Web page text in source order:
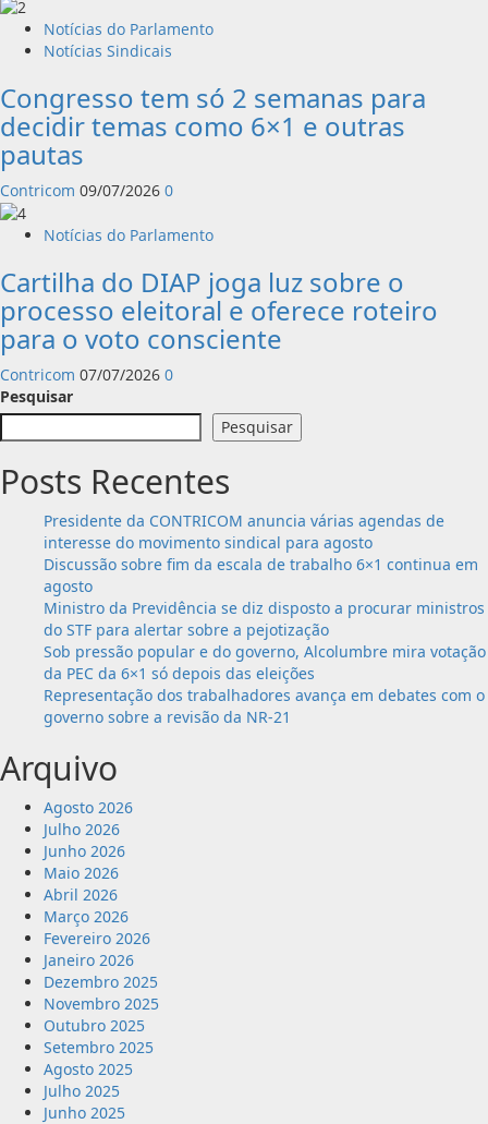
Notícias do Parlamento
Notícias Sindicais
Congresso tem só 2 semanas para
decidir temas como 6×1 e outras
pautas
Contricom 09/07/2026 0
Notícias do Parlamento
Cartilha do DIAP joga luz sobre o
processo eleitoral e oferece roteiro
para o voto consciente
Contricom 07/07/2026 0
Pesquisar
Pesquisar
Posts Recentes
Presidente da CONTRICOM anuncia várias agendas de
interesse do movimento sindical para agosto
Discussão sobre fim da escala de trabalho 6×1 continua em
agosto
Ministro da Previdência se diz disposto a procurar ministros
do STF para alertar sobre a pejotização
Sob pressão popular e do governo, Alcolumbre mira votação
da PEC da 6×1 só depois das eleições
Representação dos trabalhadores avança em debates com o
governo sobre a revisão da NR-21
Arquivo
Agosto 2026
Julho 2026
Junho 2026
Maio 2026
Abril 2026
Março 2026
Fevereiro 2026
Janeiro 2026
Dezembro 2025
Novembro 2025
Outubro 2025
Setembro 2025
Agosto 2025
Julho 2025
Junho 2025